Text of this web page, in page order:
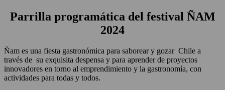
Parrilla programática del festival ÑAM
2024
Ñam es una fiesta gastronómica para saborear y gozar Chile a
través de su exquisita despensa y para aprender de proyectos
innovadores en torno al emprendimiento y la gastronomía, con
actividades para todas y todos.